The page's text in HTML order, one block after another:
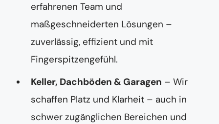
erfahrenen Team und
maßgeschneiderten Lösungen –
zuverlässig, effizient und mit
Fingerspitzengefühl.
Keller, Dachböden & Garagen – Wir
schaffen Platz und Klarheit – auch in
schwer zugänglichen Bereichen und